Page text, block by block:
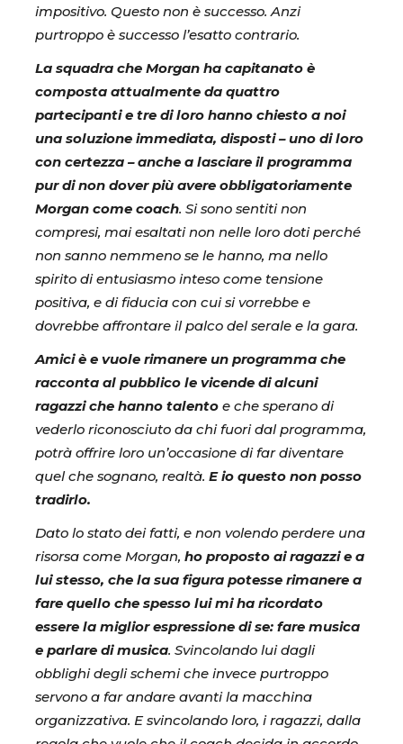
impositivo. Questo non è successo. Anzi
purtroppo è successo l’esatto contrario.
La squadra che Morgan ha capitanato è
composta attualmente da quattro
partecipanti e tre di loro hanno chiesto a noi
una soluzione immediata, disposti – uno di loro
con certezza – anche a lasciare il programma
pur di non dover più avere obbligatoriamente
Morgan come coach. Si sono sentiti non
compresi, mai esaltati non nelle loro doti perché
non sanno nemmeno se le hanno, ma nello
spirito di entusiasmo inteso come tensione
positiva, e di fiducia con cui si vorrebbe e
dovrebbe affrontare il palco del serale e la gara.
Amici è e vuole rimanere un programma che
racconta al pubblico le vicende di alcuni
ragazzi che hanno talento e che sperano di
vederlo riconosciuto da chi fuori dal programma,
potrà offrire loro un’occasione di far diventare
quel che sognano, realtà. E io questo non posso
tradirlo.
Dato lo stato dei fatti, e non volendo perdere una
risorsa come Morgan, ho proposto ai ragazzi e a
lui stesso, che la sua figura potesse rimanere a
fare quello che spesso lui mi ha ricordato
essere la miglior espressione di se: fare musica
e parlare di musica. Svincolando lui dagli
obblighi degli schemi che invece purtroppo
servono a far andare avanti la macchina
organizzativa. E svincolando loro, i ragazzi, dalla